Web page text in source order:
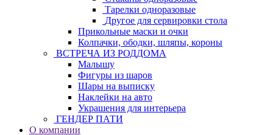
Тарелки одноразовые
Другое для сервировки стола
Прикольные маски и очки
Колпачки, ободки, шляпы, короны
ВСТРЕЧА ИЗ РОДДОМА
Малышу
Фигуры из шаров
Шары на выписку
Наклейки на авто
Украшения для интерьера
ГЕНДЕР ПАТИ
О компании